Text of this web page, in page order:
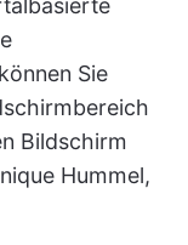
Sie
Bildschirm
Hummel,